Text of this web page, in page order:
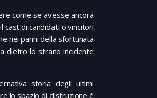
come se avesse ancora
cast di candidati o vincitori
nei panni della sfortunata
dietro lo strano incidente
storia degli ultimi
lo spazio di distruzione è